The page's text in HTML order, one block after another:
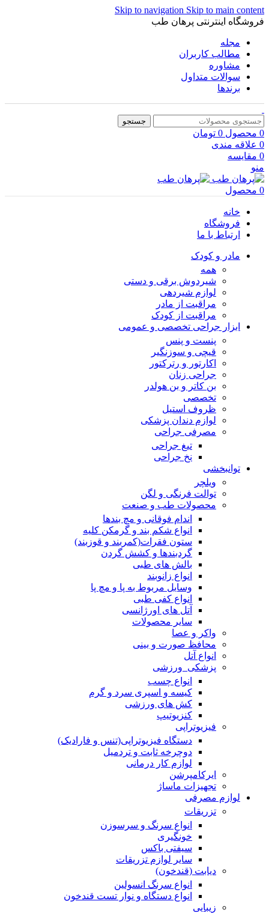
Skip to navigation Skip to main content
فروشگاه اینترنتی پرهان طب
مجله
مطالب کاربران
مشاوره
سوالات متداول
برندها
جستجو
0 محصول 0 تومان
0 علاقه مندی
0 مقایسه
منو
0 محصول
خانه
فروشگاه
ارتباط با ما
مادر و کودک
همه
شیردوش برقی و دستی
لوازم شیردهی
مراقبت از مادر
مراقبت از کودک
ابزار جراحی تخصصی و عمومی
پنست و پنس
قیچی و سوزنگیر
اکارتور و رترکتور
جراحی زنان
بن کاتر و بن هولدر
تخصصی
ظروف استیل
لوازم دندان پزشکی
مصرفی جراحی
تیغ جراحی
نخ جراحی
توانبخشی
ویلچر
توالت فرنگی و لگن
محصولات طب و صنعت
اندام فوقانی و مچ بندها
انواع شکم بند و گرمکن کلیه
ستون فقرات(کمربند و قوزبند)
گردبندها و کشش گردن
بالش های طبی
انواع زانوبند
وسایل مربوط به پا و مچ پا
انواع کفی طبی
آتل های اورژانسی
سایر محصولات
واکر و عصا
محافظ صورت و بینی
انواع آتل
پزشکی_ورزشی
انواع چسب
کیسه و اسپری سرد و گرم
کش های ورزشی
کنزیوتیپ
فیزیوتراپی
دستگاه فیزیوتراپی(تنس و فارادیک)
دوچرخه ثابت و تردمیل
لوازم کار درمانی
ایرکامپرشن
تجهیزات ماساژ
لوازم مصرفی
تزریقات
انواع سرنگ و سرسوزن
خونگیری
سیفتی باکس
سایر لوازم تزریقات
دیابت (قندخون)
انواع سرنگ انسولین
انواع دستگاه و نوار تست قندخون
زیبایی